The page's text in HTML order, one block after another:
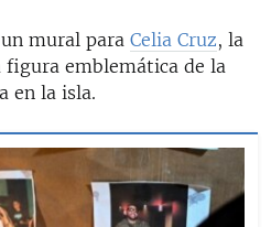
mural para Celia Cruz, la
figura emblemática de la
en la isla.